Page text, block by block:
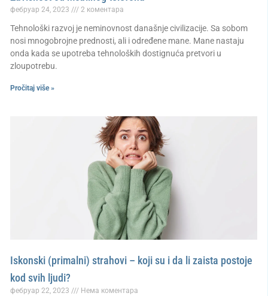
фебруар 24, 2023 2 коментара
Tehnološki razvoj je neminovnost današnje civilizacije. Sa sobom
nosi mnogobrojne prednosti, ali i određene mane. Mane nastaju
onda kada se upotreba tehnoloških dostignuća pretvori u
zloupotrebu.
Pročitaj više »
Iskonski (primalni) strahovi – koji su i da li zaista postoje
kod svih ljudi?
фебруар 22, 2023 Нема коментара